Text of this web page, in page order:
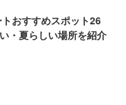
トおすすめスポット26
・夏らしい場所を紹介